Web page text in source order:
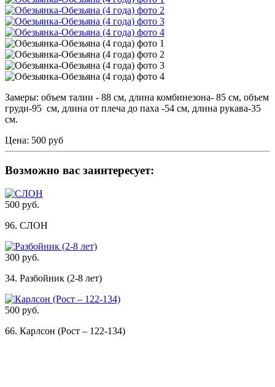
Замеры: объем талии - 88 см, длина комбинезона- 85 см, объем
груди-95 см, длина от плеча до паха -54 см, длина рукава-35
см.
Цена: 500 руб
Возможно вас заинтересует:
500 руб.
96. СЛОН
300 руб.
34. Разбойник (2-8 лет)
500 руб.
66. Карлсон (Рост – 122-134)